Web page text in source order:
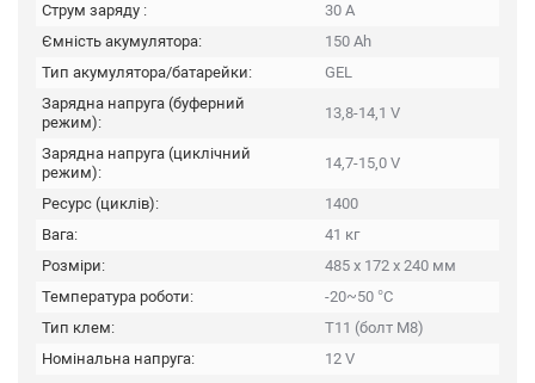
Струм заряду :
30 А
Ємність акумулятора:
150 Ah
Тип акумулятора/батарейки:
GEL
Зарядна напруга (буферний
режим):
13,8-14,1 V
Зарядна напруга (циклічний
режим):
14,7-15,0 V
Ресурс (циклів):
1400
Вага:
41 кг
Розміри:
485 х 172 х 240 мм
Температура роботи:
-20~50 °C
Тип клем:
T11 (болт М8)
Номінальна напруга:
12 V